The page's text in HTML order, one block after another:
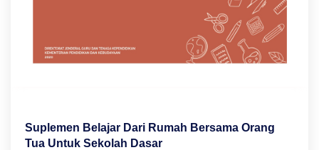
Suplemen Belajar Dari Rumah Bersama Orang
Tua Untuk Sekolah Dasar